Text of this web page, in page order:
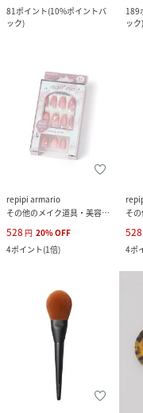
81ポイント(10%ポイントバ
ック)
189
ック)
repipi armario
その他のメイク道具・美容器具
528 円 20%OFF
4ポイント(1倍)
528
4ポ